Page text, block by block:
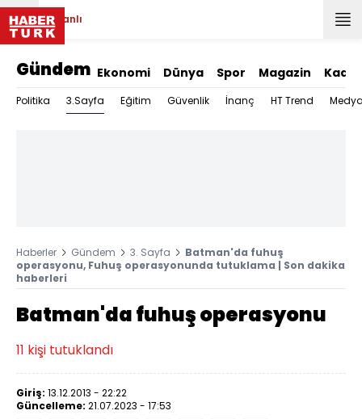
Canlı
Gündem Ekonomi Dünya Spor Magazin Kadın
Politika 3.Sayfa Eğitim Güvenlik İnanç HT Trend
Haberler Gündem 3. Sayfa
Batman'da fuhuş
operasyonu, Fuhuş operasyonunda tutuklama | Son dakika
haberleri
Batman'da fuhuş operasyonu
11 kişi tutuklandı
Giriş: 13.12.2013 - 22:22
Güncelleme: 21.07.2023 - 17:53